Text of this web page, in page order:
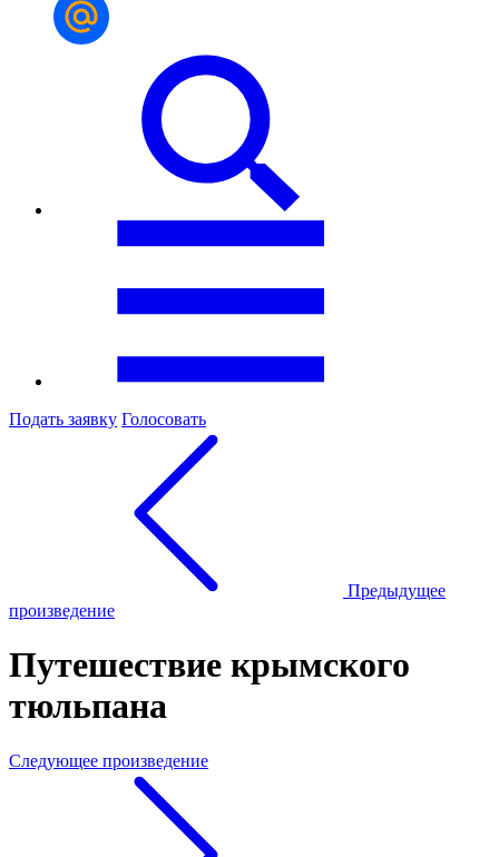
Подать заявку Голосовать
Предыдущее
произведение
Путешествие крымского
тюльпана
Следующее произведение